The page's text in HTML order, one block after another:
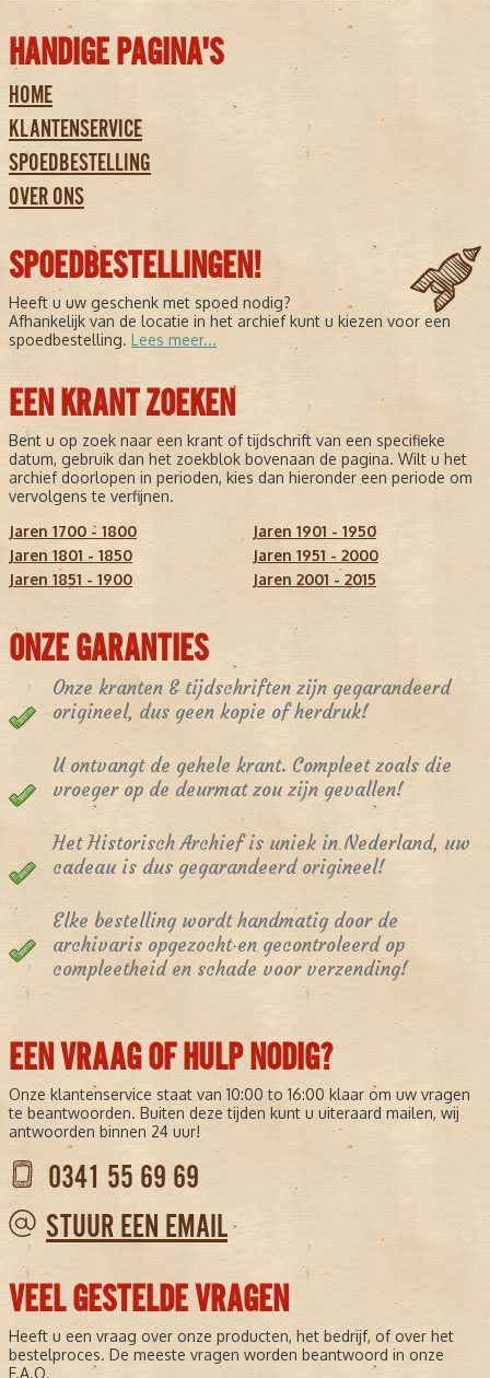
HANDIGE PAGINA'S
HOME
KLANTENSERVICE
SPOEDBESTELLING
OVER ONS
SPOEDBESTELLINGEN!
Heeft u uw geschenk met spoed nodig?
Afhankelijk van de locatie in het archief kunt u kiezen voor een
spoedbestelling. Lees meer...
EEN KRANT ZOEKEN
Bent u op zoek naar een krant of tijdschrift van een specifieke
datum, gebruik dan het zoekblok bovenaan de pagina. Wilt u het
archief doorlopen in perioden, kies dan hieronder een periode om
vervolgens te verfijnen.
Jaren 1700 - 1800
Jaren 1801 - 1850
Jaren 1851 - 1900
Jaren 1901 - 1950
Jaren 1951 - 2000
Jaren 2001 - 2015
ONZE GARANTIES
Onze kranten & tijdschriften zijn gegarandeerd
origineel, dus geen kopie of herdruk!
U ontvangt de gehele krant. Compleet zoals die
vroeger op de deurmat zou zijn gevallen!
Het Historisch Archief is uniek in Nederland, uw
cadeau is dus gegarandeerd origineel!
Elke bestelling wordt handmatig door de
archivaris opgezocht en gecontroleerd op
compleetheid en schade voor verzending!
EEN VRAAG OF HULP NODIG?
Onze klantenservice staat van 10:00 to 16:00 klaar om uw vragen
te beantwoorden. Buiten deze tijden kunt u uiteraard mailen, wij
antwoorden binnen 24 uur!
0341 55 69 69
STUUR EEN EMAIL
VEEL GESTELDE VRAGEN
Heeft u een vraag over onze producten, het bedrijf, of over het
bestelproces. De meeste vragen worden beantwoord in onze
F.A.Q.